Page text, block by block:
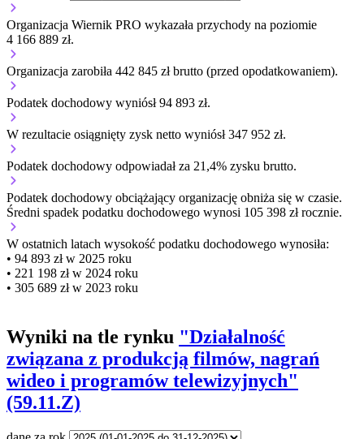
Organizacja Wiernik PRO wykazała przychody na poziomie
4 166 889 zł.
Organizacja zarobiła 442 845 zł brutto (przed opodatkowaniem).
Podatek dochodowy wyniósł 94 893 zł.
W rezultacie osiągnięty zysk netto wyniósł 347 952 zł.
Podatek dochodowy odpowiadał za 21,4% zysku brutto.
Podatek dochodowy obciążający organizację obniża się w czasie.
Średni spadek podatku dochodowego wynosi 105 398 zł rocznie.
W ostatnich latach wysokość podatku dochodowego wynosiła:
• 94 893 zł w 2025 roku
• 221 198 zł w 2024 roku
• 305 689 zł w 2023 roku
Wyniki na tle rynku "Działalność
związana z produkcją filmów, nagrań
wideo i programów telewizyjnych"
(59.11.Z)